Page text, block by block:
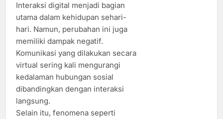
Interaksi digital menjadi bagian
utama dalam kehidupan sehari-
hari. Namun, perubahan ini juga
memiliki dampak negatif.
Komunikasi yang dilakukan secara
virtual sering kali mengurangi
kedalaman hubungan sosial
dibandingkan dengan interaksi
langsung.
Selain itu, fenomena seperti